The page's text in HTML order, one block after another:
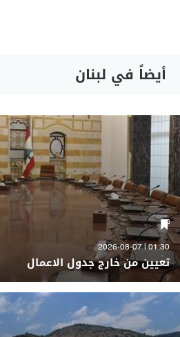
أيضاً في لبنان
01:30 | 2026-08-07
تعيين من خارج جدول الاعمال